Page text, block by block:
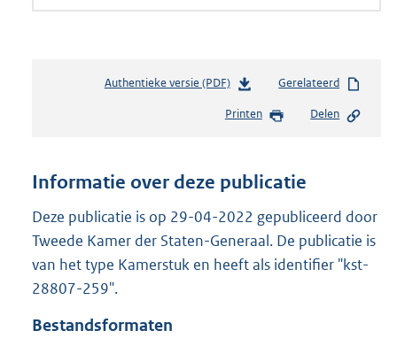
Authentieke versie (PDF)b
s
n
s
r
o
Gerelateerd
Printen Delen
Informatie over deze publicatie
Deze publicatie is op 29-04-2022 gepubliceerd door
Tweede Kamer der Staten-Generaal. De publicatie is
van het type Kamerstuk en heeft als identifier "kst-
28807-259".
Bestandsformaten